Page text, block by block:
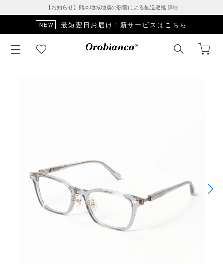
【お知らせ】熊本地域地震の影響による配送遅延 詳細
NEW 最短翌日お届け！新サービスはこちら